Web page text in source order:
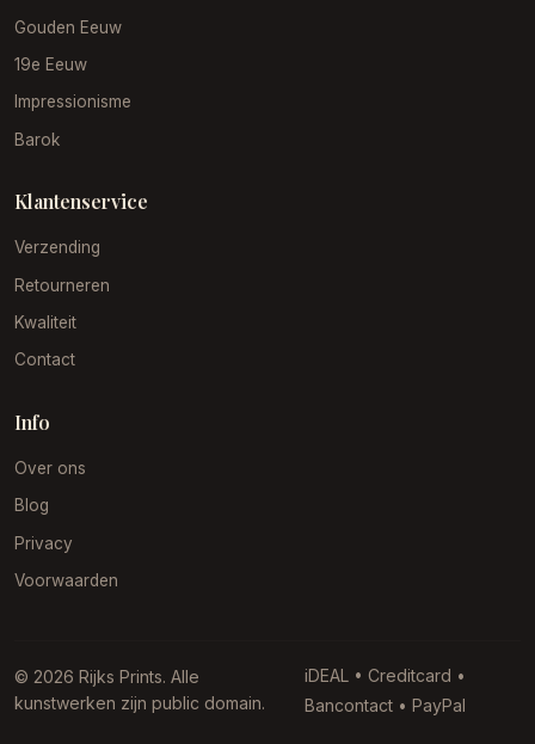
Gouden Eeuw
19e Eeuw
Impressionisme
Barok
Klantenservice
Verzending
Retourneren
Kwaliteit
Contact
Info
Over ons
Blog
Privacy
Voorwaarden
© 2026 Rijks Prints. Alle
kunstwerken zijn public domain.
iDEAL • Creditcard •
Bancontact • PayPal